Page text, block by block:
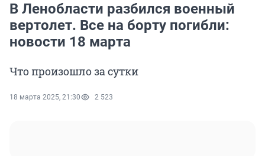
В Ленобласти разбился военный
вертолет. Все на борту погибли:
новости 18 марта
Что произошло за сутки
18 марта 2025, 21:30 2 523